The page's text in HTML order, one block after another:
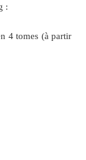
:
4 tomes (à partir